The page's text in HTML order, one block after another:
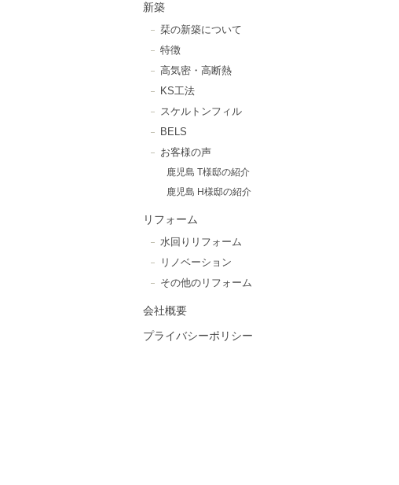
新築
栞の新築について
特徴
高気密・高断熱
KS工法
スケルトンフィル
BELS
お客様の声
鹿児島 T様邸の紹介
鹿児島 H様邸の紹介
リフォーム
水回りリフォーム
リノベーション
その他のリフォーム
会社概要
プライバシーポリシー